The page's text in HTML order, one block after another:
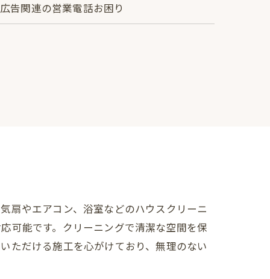
告関連の営業電話お困り
扇やエアコン、浴室などのハウスクリーニ
可能です。クリーニングで清潔な空間を保
ただける施工を心がけており、無理のない